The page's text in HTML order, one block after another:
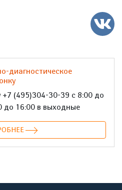
диагностическое
+7 (495)304-30-39 с 8:00 до
до 16:00 в выходные